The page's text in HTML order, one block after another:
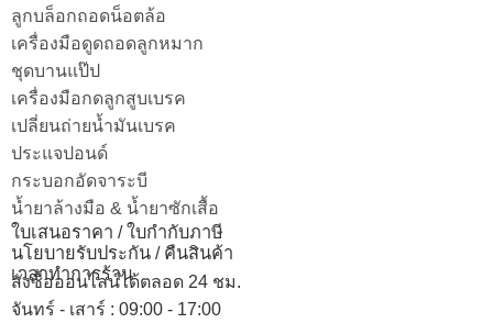
ลูกบล็อกถอดน็อตล้อ
เครื่องมือดูดถอดลูกหมาก
ชุดบานแป๊ป
เครื่องมือกดลูกสูบเบรค
เปลี่ยนถ่ายน้ำมันเบรค
ประแจปอนด์
กระบอกอัดจาระบี
น้ำยาล้างมือ & น้ำยาซักเสื้อ
ใบเสนอราคา / ใบกำกับภาษี
นโยบายรับประกัน / คืนสินค้า
เวลาทำการร้าน
สั่งซื้อออนไลน์ได้ตลอด 24 ชม.
จันทร์ - เสาร์ : 09:00 - 17:00